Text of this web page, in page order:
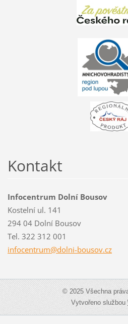
Kontakt
Infocentrum Dolní Bousov
Kostelní ul. 141
294 04 Dolní Bousov
Tel. 322 312 001
infocentrum@dolni-bousov.cz
© 2025 Všechna
Vytvořeno službou